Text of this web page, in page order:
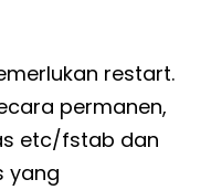
restart.
permanen,
etc/fstab dan
yang